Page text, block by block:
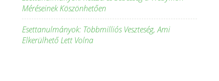
Méréseinek Köszönhetően
Esettanulmányok: Többmilliós Veszteség, Ami
Elkerülhető Lett Volna